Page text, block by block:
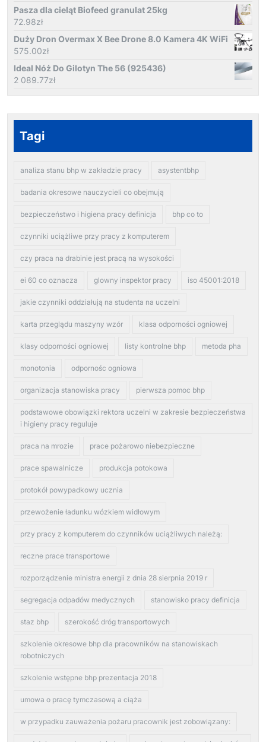
Pasza dla cieląt Biofeed granulat 25kg
72.98zł
Duży Dron Overmax X Bee Drone 8.0 Kamera 4K WiFi
575.00zł
Ideal Nóż Do Gilotyn The 56 (925436)
2 089.77zł
Tagi
analiza stanu bhp w zakładzie pracy asystentbhp
badania okresowe nauczycieli co obejmują
bezpieczeństwo i higiena pracy definicja bhp co to
czynniki uciążliwe przy pracy z komputerem
czy praca na drabinie jest pracą na wysokości
ei 60 co oznacza glowny inspektor pracy iso 45001:2018
jakie czynniki oddziałują na studenta na uczelni
karta przeglądu maszyny wzór klasa odporności ogniowej
klasy odporności ogniowej listy kontrolne bhp metoda pha
monotonia odpornośc ogniowa
organizacja stanowiska pracy pierwsza pomoc bhp
podstawowe obowiązki rektora uczelni w zakresie bezpieczeństwa
i higieny pracy reguluje
praca na mrozie prace pożarowo niebezpieczne
prace spawalnicze produkcja potokowa
protokół powypadkowy ucznia
przewożenie ładunku wózkiem widłowym
przy pracy z komputerem do czynników uciążliwych należą:
reczne prace transportowe
rozporządzenie ministra energii z dnia 28 sierpnia 2019 r
segregacja odpadów medycznych stanowisko pracy definicja
staz bhp szerokość dróg transportowych
szkolenie okresowe bhp dla pracowników na stanowiskach
robotniczych
szkolenie wstępne bhp prezentacja 2018
umowa o pracę tymczasową a ciąża
w przypadku zauważenia pożaru pracownik jest zobowiązany: